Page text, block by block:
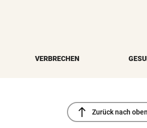
VERBRECHEN
north Zurück nach oben